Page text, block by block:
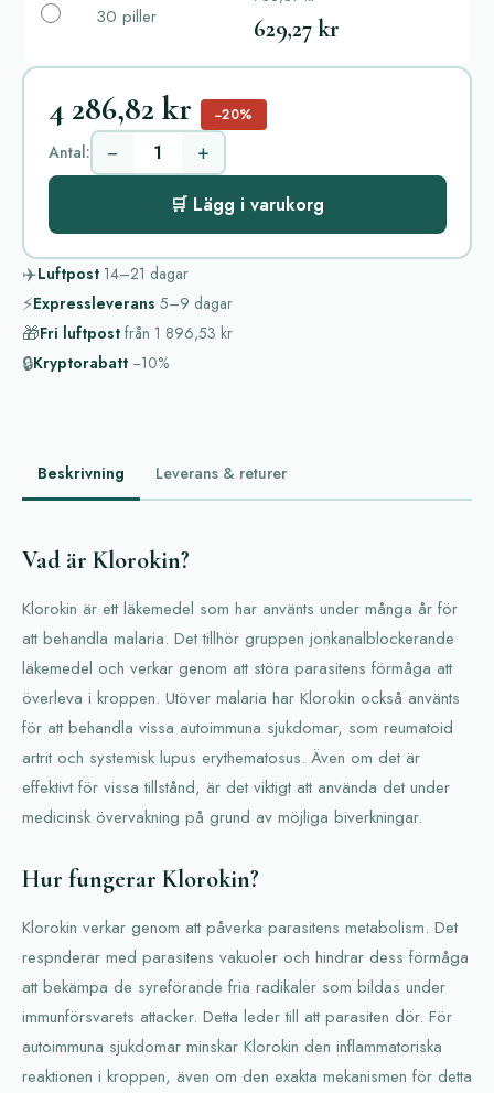
30 piller 629,27 kr
4 286,82 kr −20%
Antal: − +
🛒 Lägg i varukorg
✈️Luftpost 14–21 dagar
⚡Expressleverans 5–9 dagar
🎁Fri luftpost från 1 896,53 kr
🔒Kryptorabatt −10%
Beskrivning Leverans & returer
Vad är Klorokin?
Klorokin är ett läkemedel som har använts under många år för
att behandla malaria. Det tillhör gruppen jonkanalblockerande
läkemedel och verkar genom att störa parasitens förmåga att
överleva i kroppen. Utöver malaria har Klorokin också använts
för att behandla vissa autoimmuna sjukdomar, som reumatoid
artrit och systemisk lupus erythematosus. Även om det är
effektivt för vissa tillstånd, är det viktigt att använda det under
medicinsk övervakning på grund av möjliga biverkningar.
Hur fungerar Klorokin?
Klorokin verkar genom att påverka parasitens metabolism. Det
respnderar med parasitens vakuoler och hindrar dess förmåga
att bekämpa de syreförande fria radikaler som bildas under
immunförsvarets attacker. Detta leder till att parasiten dör. För
autoimmuna sjukdomar minskar Klorokin den inflammatoriska
reaktionen i kroppen, även om den exakta mekanismen för detta